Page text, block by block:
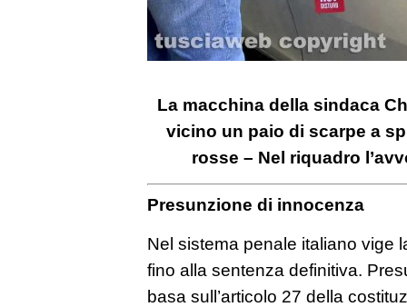
La macchina della sindaca
vicino un paio di scarpe a
rosse – Nel riquadro
Presunzione di innocenza
Nel sistema penale italiano vige
fino alla sentenza definitiva.
basa sull’articolo 27 della